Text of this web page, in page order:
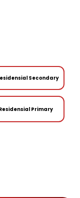
Secondary
Primary